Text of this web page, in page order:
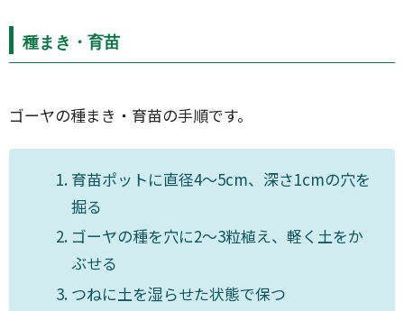
種まき・育苗
ゴーヤの種まき・育苗の手順です。
育苗ポットに直径4〜5cm、深さ1cmの穴を
掘る
ゴーヤの種を穴に2〜3粒植え、軽く土をか
ぶせる
つねに土を湿らせた状態で保つ